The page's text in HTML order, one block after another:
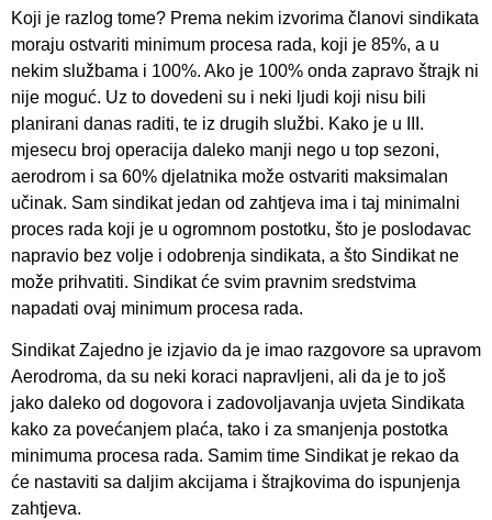
Koji je razlog tome? Prema nekim izvorima članovi sindikata
moraju ostvariti minimum procesa rada, koji je 85%, a u
nekim službama i 100%. Ako je 100% onda zapravo štrajk ni
nije moguć. Uz to dovedeni su i neki ljudi koji nisu bili
planirani danas raditi, te iz drugih službi. Kako je u III.
mjesecu broj operacija daleko manji nego u top sezoni,
aerodrom i sa 60% djelatnika može ostvariti maksimalan
učinak. Sam sindikat jedan od zahtjeva ima i taj minimalni
proces rada koji je u ogromnom postotku, što je poslodavac
napravio bez volje i odobrenja sindikata, a što Sindikat ne
može prihvatiti. Sindikat će svim pravnim sredstvima
napadati ovaj minimum procesa rada.
Sindikat Zajedno je izjavio da je imao razgovore sa upravom
Aerodroma, da su neki koraci napravljeni, ali da je to još
jako daleko od dogovora i zadovoljavanja uvjeta Sindikata
kako za povećanjem plaća, tako i za smanjenja postotka
minimuma procesa rada. Samim time Sindikat je rekao da
će nastaviti sa daljim akcijama i štrajkovima do ispunjenja
zahtjeva.